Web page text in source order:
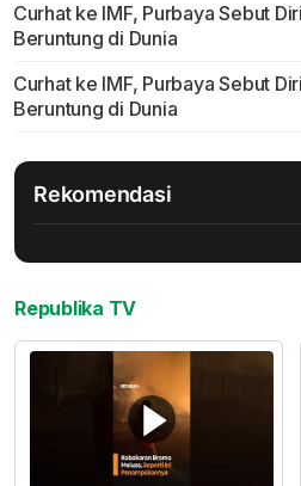
Curhat ke IMF, Purbaya Sebut
Beruntung di Dunia
Curhat ke IMF, Purbaya Sebut
Beruntung di Dunia
Rekomendasi
Republika TV